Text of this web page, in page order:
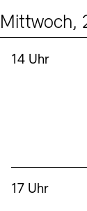
Mittwoch,
Uhrzeit:
14 Uhr
Uhrzeit:
17 Uhr